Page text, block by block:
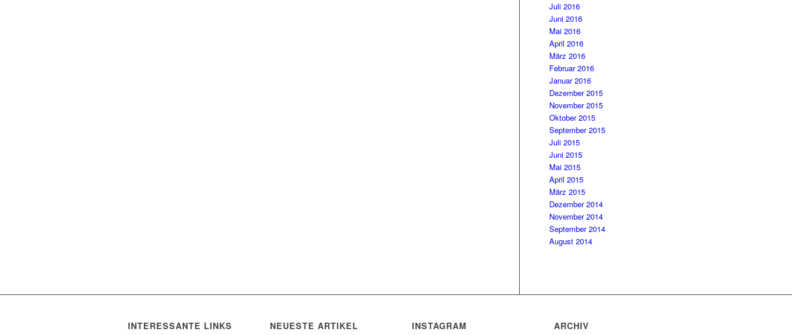
Juli 2016
Juni 2016
Mai 2016
April 2016
März 2016
Februar 2016
Januar 2016
Dezember 2015
November 2015
Oktober 2015
September 2015
Juli 2015
Juni 2015
Mai 2015
April 2015
März 2015
Dezember 2014
November 2014
September 2014
August 2014
INTERESSANTE LINKS NEUESTE ARTIKEL INSTAGRAM ARCHIV